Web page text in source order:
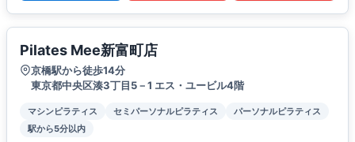
Pilates Mee新富町店
京橋駅から徒歩14分
東京都中央区湊3丁目5－1 エス・ユービル4階
マシンピラティス セミパーソナルピラティス
パーソナルピラティス
駅から5分以内